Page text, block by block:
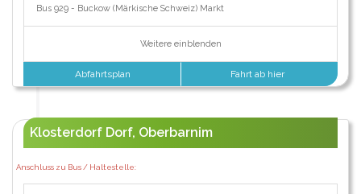
Bus 929 - Buckow (Märkische Schweiz) Markt
Weitere einblenden
Abfahrtsplan Fahrt ab hier
Klosterdorf Dorf, Oberbarnim
Anschluss zu Bus / Haltestelle: